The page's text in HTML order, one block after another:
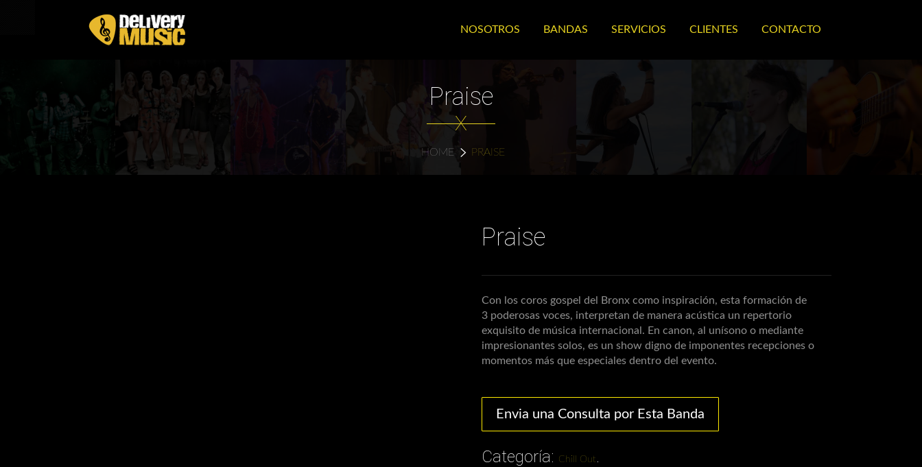
NOSOTROS BANDAS SERVICIOS CLIENTES CONTACTO
Praise
X
HOME PRAISE
Praise
Con los coros gospel del Bronx como inspiración, esta formación de
3 poderosas voces, interpretan de manera acústica un repertorio
exquisito de música internacional. En canon, al unísono o mediante
impresionantes solos, es un show digno de imponentes recepciones o
momentos más que especiales dentro del evento.
Categoría: Chill Out .